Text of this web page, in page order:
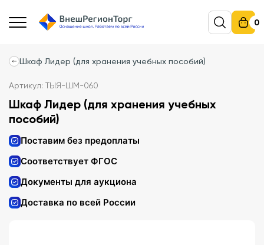
0
Шкаф Лидер (для хранения учебных пособий)
Артикул: ТЫЯ-ШМ-060
Шкаф Лидер (для хранения учебных
пособий)
Поставим без предоплаты
Соответствует ФГОС
Документы для аукциона
Доставка по всей России